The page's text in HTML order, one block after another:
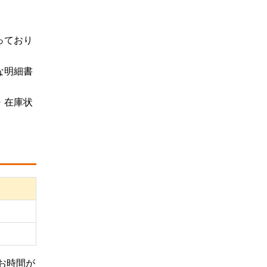
おり
明細書
在庫状
時間が